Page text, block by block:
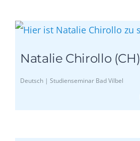
Natalie Chirollo (CH)
Deutsch | Studienseminar Bad Vilbel